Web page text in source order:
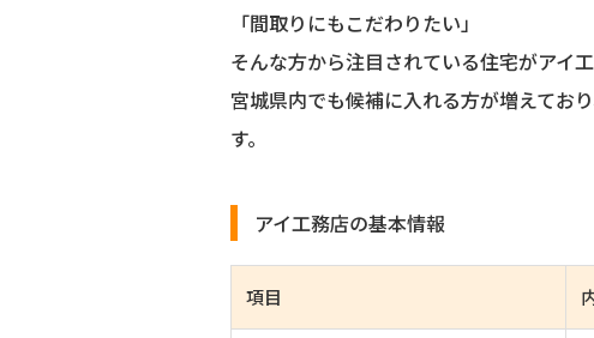
「間取りにもこだわりたい」
そんな方から注目されている住宅がアイ
宮城県内でも候補に入れる方が増えてお
す。
アイ工務店の基本情報
項目